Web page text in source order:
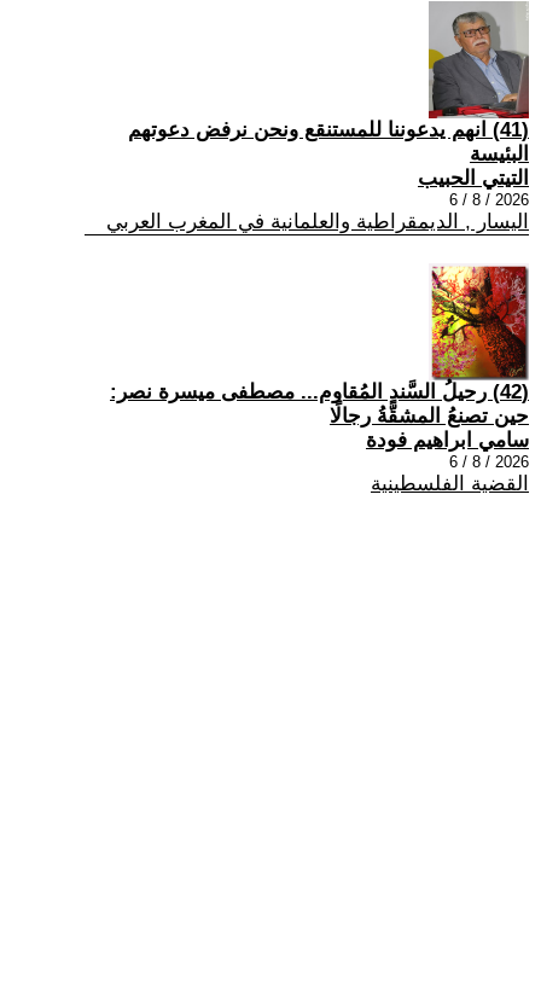
(41) انهم يدعوننا للمستنقع ونحن نرفض دعوتهم
البئيسة
التيتي الحبيب
2026 / 8 / 6
اليسار , الديمقراطية والعلمانية في المغرب العربي
(42) رحيلُ السَّندِ المُقاوم... مصطفى ميسرة نصر:
حين تصنعُ المشقَّةُ رجالًا
سامي ابراهيم فودة
2026 / 8 / 6
القضية الفلسطينية